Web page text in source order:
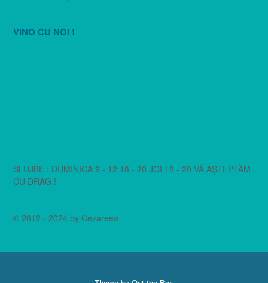
VINO CU NOI !
SLUJBE : DUMINICA 9 - 12 18 - 20 JOI 18 - 20 VĂ AȘTEPTĂM
CU DRAG !
© 2012 - 2024 by Cezareea